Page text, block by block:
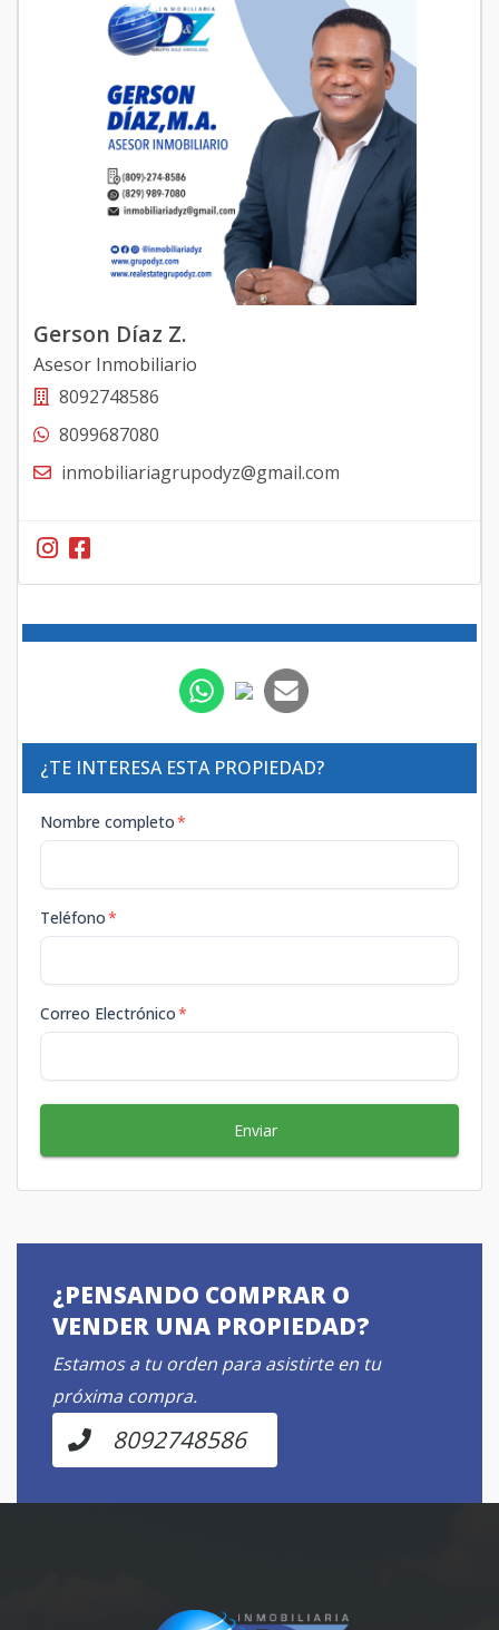
Gerson Díaz Z.
Asesor Inmobiliario
8092748586
8099687080
inmobiliariagrupodyz@gmail.com
¿TE INTERESA ESTA PROPIEDAD?
Nombre completo*
Teléfono*
Correo Electrónico*
Enviar
¿PENSANDO COMPRAR O
VENDER UNA PROPIEDAD?
Estamos a tu orden para asistirte en tu
próxima compra.
8092748586